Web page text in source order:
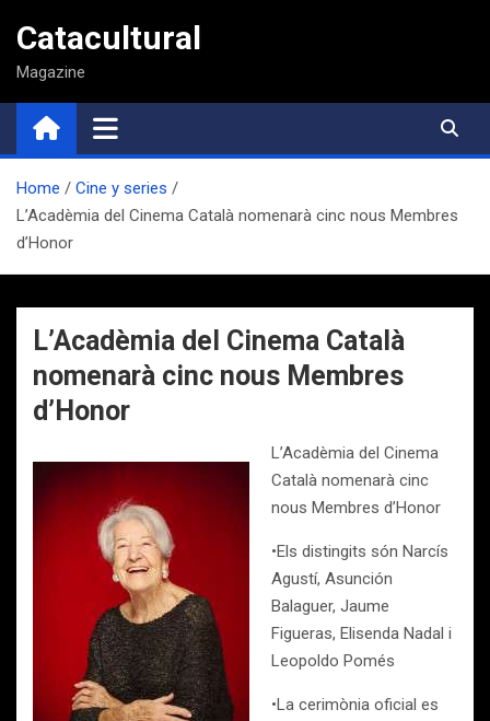
contenido
Catacultural
Magazine
Home
Cine y series
L’Acadèmia del Cinema Català nomenarà cinc nous Membres
d’Honor
L’Acadèmia del Cinema Català
nomenarà cinc nous Membres
d’Honor
L’Acadèmia del Cinema
Català nomenarà cinc
nous Membres d’Honor
•Els distingits són Narcís
Agustí, Asunción
Balaguer, Jaume
Figueras, Elisenda Nadal i
Leopoldo Pomés
•La cerimònia oficial es